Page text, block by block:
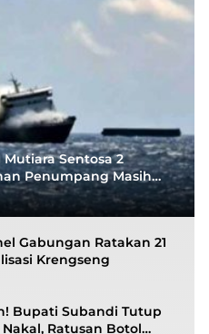
Sentosa 2
Penumpang Masih
Evakuasi
Gabungan Ratakan 21
Krengseng
Bupati Subandi Tutup
Nakal, Ratusan Botol